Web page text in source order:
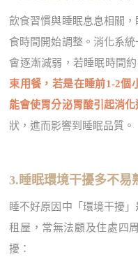
飲食習慣與睡眠息息相關
食時間開始調整。消化系
會逐漸減弱，若睡眠時間約
束用餐，若是在睡前1-2個
能會使胃分泌胃酸引起消化
狀，進而影響到睡眠品質。
3.睡眠環境干擾多不易
睡不好原因中「環境干擾
租屋，常無法顧及住處四
擾：